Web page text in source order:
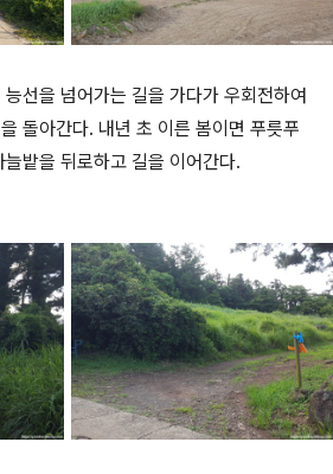
선을 넘어가는 길을 가다가 우회전하여
돌아간다. 내년 초 이른 봄이면 푸릇푸
밭을 뒤로하고 길을 이어간다.